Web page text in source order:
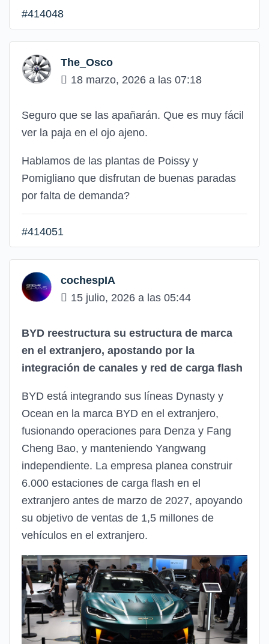
#414048
The_Osco
18 marzo, 2026 a las 07:18
Seguro que se las apañarán. Que es muy fácil
ver la paja en el ojo ajeno.
Hablamos de las plantas de Poissy y
Pomigliano que disfrutan de buenas paradas
por falta de demanda?
#414051
cochespIA
15 julio, 2026 a las 05:44
BYD reestructura su estructura de marca
en el extranjero, apostando por la
integración de canales y red de carga flash
BYD está integrando sus líneas Dynasty y
Ocean en la marca BYD en el extranjero,
fusionando operaciones para Denza y Fang
Cheng Bao, y manteniendo Yangwang
independiente. La empresa planea construir
6.000 estaciones de carga flash en el
extranjero antes de marzo de 2027, apoyando
su objetivo de ventas de 1,5 millones de
vehículos en el extranjero.